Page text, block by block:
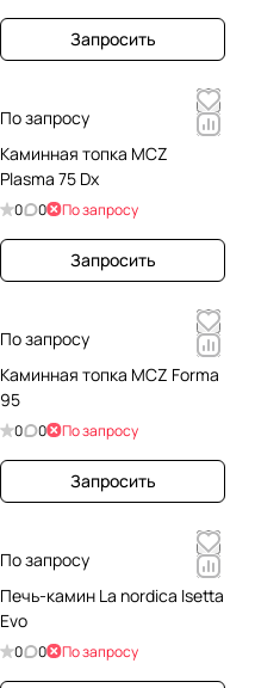
Запросить
По запросу
Каминная топка MCZ
Plasma 75 Dx
0 0 По запросу
Запросить
По запросу
Каминная топка MCZ Forma
95
0 0 По запросу
Запросить
По запросу
Печь-камин La nordica Isetta
Evo
0 0 По запросу